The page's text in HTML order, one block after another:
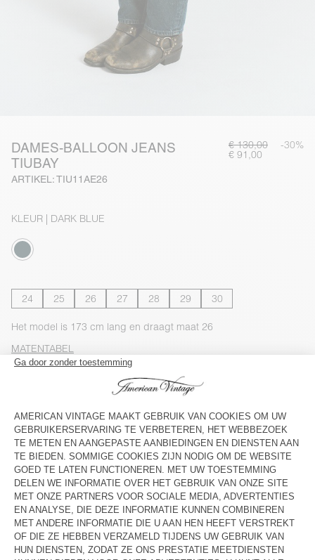
DAMES-BALLOON JEANS
TIUBAY
ARTIKEL: TIU11AE26
€ 130,00 -30%
€ 91,00
KLEUR | DARK BLUE
24 25 26 27 28 29 30
Het model is 173 cm lang en draagt maat 26
MATENTABEL
Geschatte leveringtussen dinsdag 11 augustus en donderdag
13 augustus
TOEVOEGEN AAN HET WINKELWAGENTJE
BESCHIKBAARHEID IN DE WINKEL
SHOP DE LOOK